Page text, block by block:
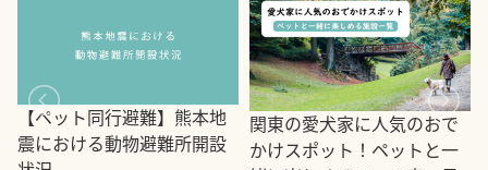
【ペット同行避難】熊本地
震における動物避難所開設
関東の愛犬家に人気のおで
かけスポット！ペットと一